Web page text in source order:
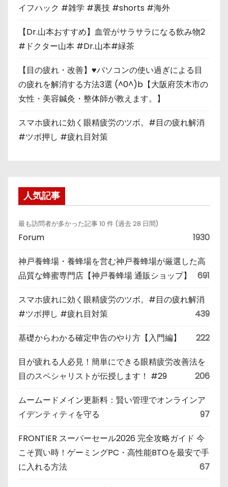
イフハック #雑学 #裏技 #shorts #海外
【Dr.山本おすすめ】血管がサラサラになる飲み物2
#ドクター山本 #Dr.山本#緑茶
【目の疲れ・改善】♥パソコンの使い過ぎによる目
の疲れを解消する方法3選 (^0^)b【大阪府茨木市の
女性・美容鍼灸・整体師が教えます。】
スマホ疲れに効く眼精疲労のツボ。#目の疲れ解消
#ツボ押し #疲れ目対策
人気記事
最も訪問者が多かった記事 10 件 (過去 28 日間)
Forum 1930
神戸養蜂場・養蜂場を営む神戸養蜂場が厳選した高
品質な蜂蜜専門店【神戸養蜂場 通販ショップ】
691
スマホ疲れに効く眼精疲労のツボ。#目の疲れ解消
#ツボ押し #疲れ目対策
439
基礎からわかる確定申告のやり方【入門編】 222
目が疲れる人必見！簡単にできる眼精疲労改善法を
目のスペシャリストが伝授します！ #29
206
ムームードメイン更新料：賢い管理でオンラインア
イデンティティを守る
97
FRONTIER スーパーセール2026 完全攻略ガイド 今
こそ買い時！ゲーミングPC・高性能BTOを最安で手
に入れる方法
67